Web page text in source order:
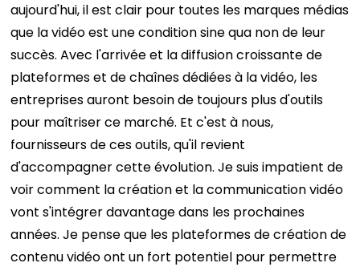
aujourd'hui, il est clair pour toutes les marques médias
que la vidéo est une condition sine qua non de leur
succès. Avec l'arrivée et la diffusion croissante de
plateformes et de chaînes dédiées à la vidéo, les
entreprises auront besoin de toujours plus d'outils
pour maîtriser ce marché. Et c'est à nous,
fournisseurs de ces outils, qu'il revient
d'accompagner cette évolution. Je suis impatient de
voir comment la création et la communication vidéo
vont s'intégrer davantage dans les prochaines
années. Je pense que les plateformes de création de
contenu vidéo ont un fort potentiel pour permettre